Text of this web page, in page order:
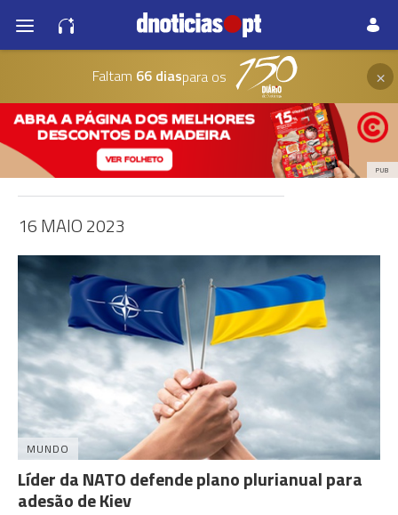
Faltam 66 diaspara os ×
PUB
16 MAIO 2023
MUNDO
Líder da NATO defende plano plurianual para
adesão de Kiev